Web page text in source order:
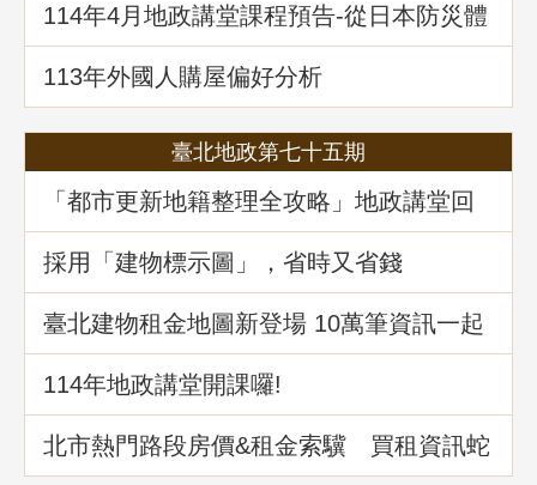
114年4月地政講堂課程預告-從日本防災體
系看台灣的減災與建物更新重建
113年外國人購屋偏好分析
臺北地政第七十五期
「都市更新地籍整理全攻略」地政講堂回
顧
採用「建物標示圖」，省時又省錢
臺北建物租金地圖新登場 10萬筆資訊一起
升級
114年地政講堂開課囉!
北市熱門路段房價&租金索驥 買租資訊蛇
麼都有